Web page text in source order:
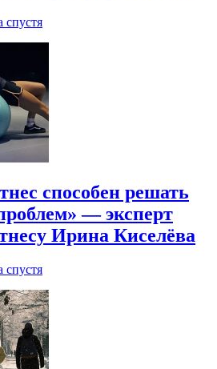
спустя
способен решать
— эксперт
Ирина Киселёва
спустя